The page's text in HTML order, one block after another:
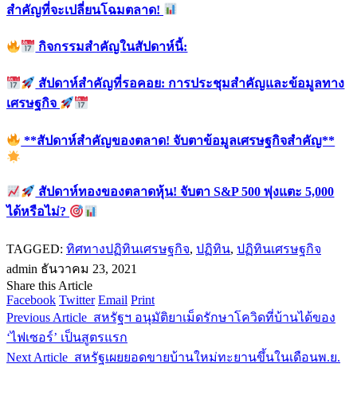
สำคัญที่จะเปลี่ยนโฉมตลาด!
กิจกรรมสำคัญในสัปดาห์นี้:
สัปดาห์สำคัญที่รอคอย: การประชุมสำคัญและข้อมูลทาง
เศรษฐกิจ
**สัปดาห์สำคัญของตลาด! จับตาข้อมูลเศรษฐกิจสำคัญ**
สัปดาห์ทองของตลาดหุ้น! จับตา S&P 500 พุ่งแตะ 5,000
ได้หรือไม่?
TAGGED: ทิศทางปฏิทินเศรษฐกิจ, ปฏิทิน, ปฏิทินเศรษฐกิจ
admin ธันวาคม 23, 2021
Share this Article
Facebook Twitter Email Print
Previous Article สหรัฐฯ อนุมัติยาเม็ดรักษาโควิดที่บ้านได้ของ
‘ไฟเซอร์’ เป็นสูตรแรก
Next Article สหรัฐเผยยอดขายบ้านใหม่ทะยานขึ้นในเดือนพ.ย.